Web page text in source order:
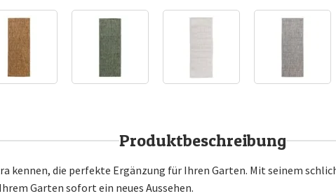
Produktbeschreibung
kennen, die perfekte Ergänzung für Ihren Garten. Mit seinem
Garten sofort ein neues Aussehen.